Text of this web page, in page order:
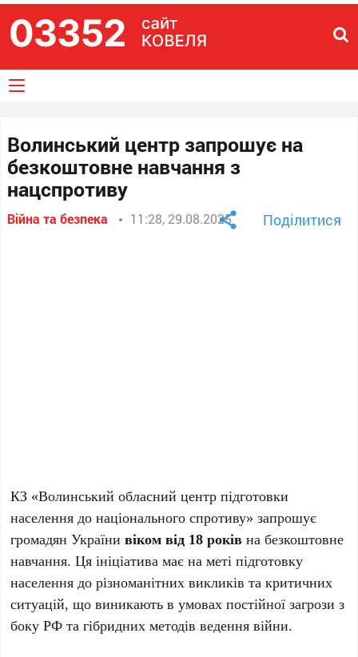
Волинський центр запрошує на
безкоштовне навчання з
нацспротиву
Війна та безпека 11:28, 29.08.2025 Поділитися
КЗ «Волинський обласний центр підготовки
населення до національного спротиву» запрошує
громадян Українивіком від 18 років на безкоштовне
навчання. Ця ініціатива має на меті підготовку
населення до різноманітних викликів та критичних
ситуацій, що виникають в умовах постійної загрози з
боку РФ та гібридних методів ведення війни.